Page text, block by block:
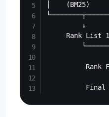
│    (BM25)
↓
Rank List
Rank